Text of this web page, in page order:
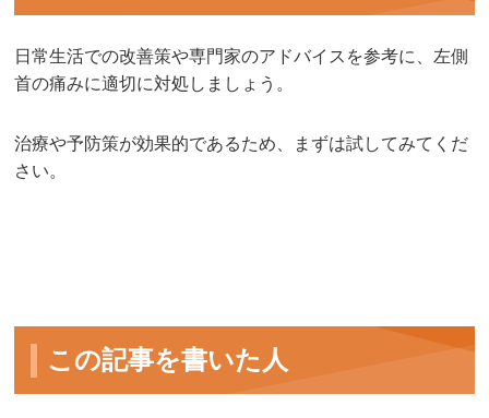
日常生活での改善策や専門家のアドバイスを参考に、左側
首の痛みに適切に対処しましょう。
治療や予防策が効果的であるため、まずは試してみてくだ
さい。
この記事を書いた人